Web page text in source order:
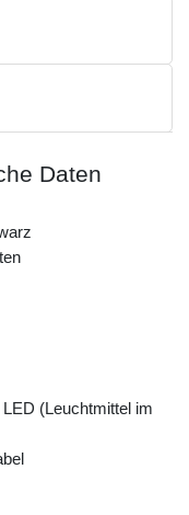
Daten
(Leuchtmittel im